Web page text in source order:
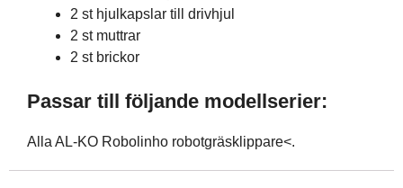
2 st hjulkapslar till drivhjul
2 st muttrar
2 st brickor
Passar till följande modellserier:
Alla AL-KO Robolinho robotgräsklippare<.